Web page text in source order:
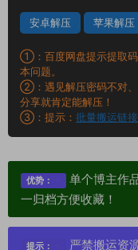
安卓解压 苹果解压
①：百度网盘提示提取码
本问题。
②：遇见解压密码不对、
分享就肯定能解压！
③：提示： 批量搬运链
优势：
单个博主作
一归档方便收藏！
提示：
严禁搬运资